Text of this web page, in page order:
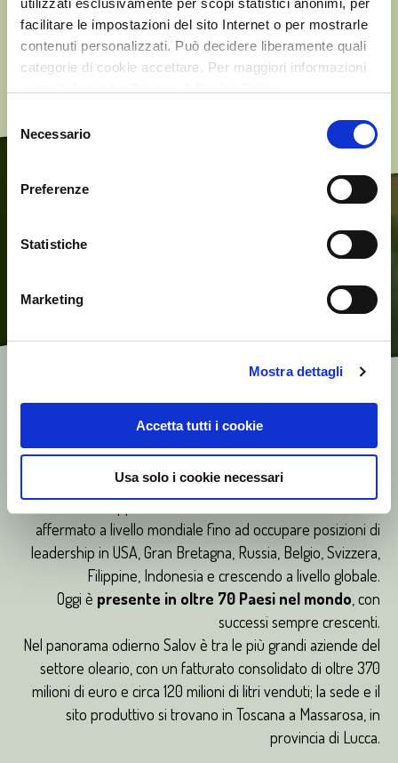
utilizzati esclusivamente per scopi statistici anonimi, per
facilitare le impostazioni del sito Internet o per mostrarle
contenuti personalizzati. Può decidere liberamente quali
categorie di cookie accettare. Per maggiori informazioni
delNecessario
Preferenze
Statistiche
Marketing
Mostra dettagli
Accetta tutti i cookie
Usa solo i cookie necessari
Sono valori che “abbiamo dentro”, inscindibilmente legati
all’amore per l’olio d’oliva, al piacere della condivisione,
all’attenzione per la salute e per il mangiar sano.
SALOV NEL MONDO
Già presente da molti anni nel nostro Paese con lo storico
marchio Sagra, a fine 2019 Salov ha lanciato anche in Italia il
marchio Filippo Berio, che in oltre 150 anni di storia si è
affermato a livello mondiale fino ad occupare posizioni di
leadership in USA, Gran Bretagna, Russia, Belgio, Svizzera,
Filippine, Indonesia e crescendo a livello globale.
Oggi è presente in oltre 70 Paesi nel mondo , con
successi sempre crescenti.
Nel panorama odierno Salov è tra le più grandi aziende del
settore oleario, con un fatturato consolidato di oltre 370
milioni di euro e circa 120 milioni di litri venduti; la sede e il
sito produttivo si trovano in Toscana a Massarosa, in
provincia di Lucca.